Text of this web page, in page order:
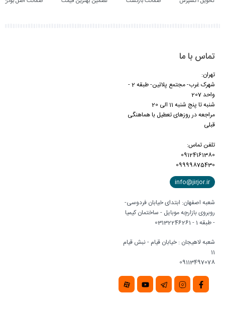
تماس با ما
تهران:
شهرک غرب- مجتمع پلاتین- طبقه 2 -
واحد 207
شنبه تا پنج شنبه 11 الی 20
مراجعه در روزهای تعطیل با هماهنگی
قبلی
تلفن تماس:
09124161380
09999875430
info@jirjor.ir
شعبه اصفهان: ابتدای خیابان فردوسی-
روبروی بازارچه موبایل - ساختمان کیمیا
- طبقه 1 - 03132246261
شعبه لاهیجان : خیابان قیام - نبش قیام
11
09113497078